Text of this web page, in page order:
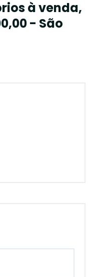
à venda,
- São